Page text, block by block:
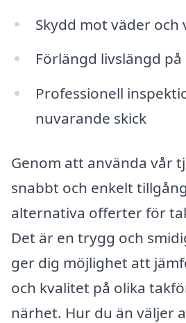
Skydd mot väder och
Förlängd livslängd
Professionell
nuvarande skick
Genom att använda vår
snabbt och enkelt
alternativa offerter för
Det är en trygg och
ger dig möjlighet att
och kvalitet på olika
närhet. Hur du än väljer